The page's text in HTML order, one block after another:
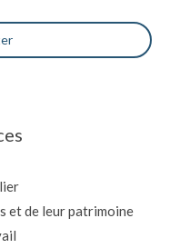
et de leur patrimoine